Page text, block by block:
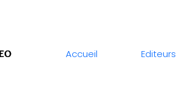
Accueil Editeurs